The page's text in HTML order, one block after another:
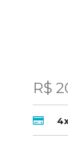
R$